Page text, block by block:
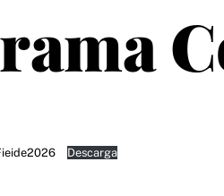
Descarga